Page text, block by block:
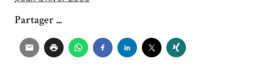
Partager ...